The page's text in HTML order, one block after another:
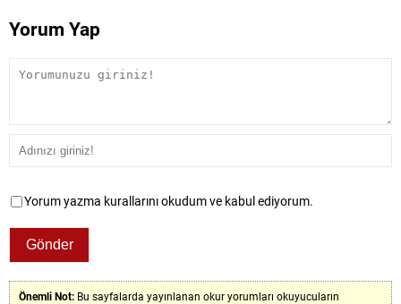
Yorum Yap
Yorum yazma kurallarını okudum ve kabul ediyorum.
Önemli Not: Bu sayfalarda yayınlanan okur yorumları okuyucuların